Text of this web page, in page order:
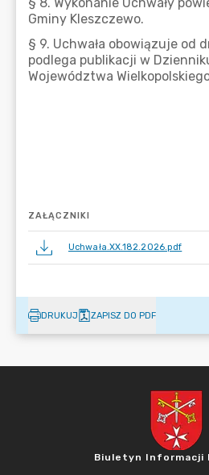
ZAŁĄCZNIKI
Uchwała.XX.182.2026.pdf
DRUKUJ ZAPISZ DO PDF
Biuletyn Informacji